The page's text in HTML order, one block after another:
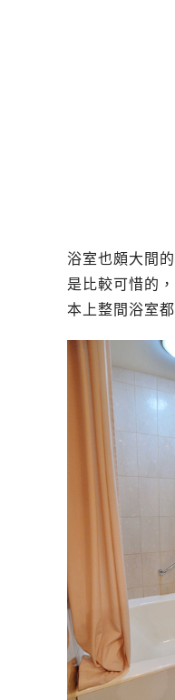
浴室也頗大間
是比較可惜的
本上整間浴室